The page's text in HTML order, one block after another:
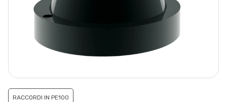
RACCORDI IN PE100